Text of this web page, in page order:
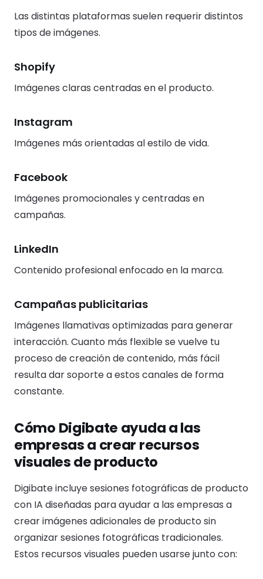
Las distintas plataformas suelen requerir distintos
tipos de imágenes.
Shopify
Imágenes claras centradas en el producto.
Instagram
Imágenes más orientadas al estilo de vida.
Facebook
Imágenes promocionales y centradas en
campañas.
LinkedIn
Contenido profesional enfocado en la marca.
Campañas publicitarias
Imágenes llamativas optimizadas para generar
interacción. Cuanto más flexible se vuelve tu
proceso de creación de contenido, más fácil
resulta dar soporte a estos canales de forma
constante.
Cómo Digibate ayuda a las
empresas a crear recursos
visuales de producto
Digibate incluye sesiones fotográficas de producto
con IA diseñadas para ayudar a las empresas a
crear imágenes adicionales de producto sin
organizar sesiones fotográficas tradicionales.
Estos recursos visuales pueden usarse junto con: